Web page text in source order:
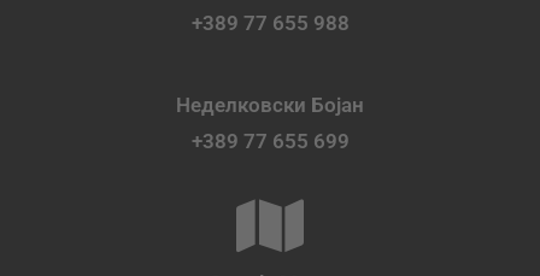
+389 77 655 988
Неделковски Бојан
+389 77 655 699